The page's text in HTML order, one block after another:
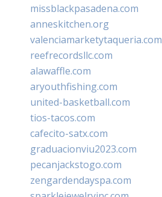
missblackpasadena.com
anneskitchen.org
valenciamarketytaqueria.com
reefrecordsllc.com
alawaffle.com
aryouthfishing.com
united-basketball.com
tios-tacos.com
cafecito-satx.com
graduacionviu2023.com
pecanjackstogo.com
zengardendayspa.com